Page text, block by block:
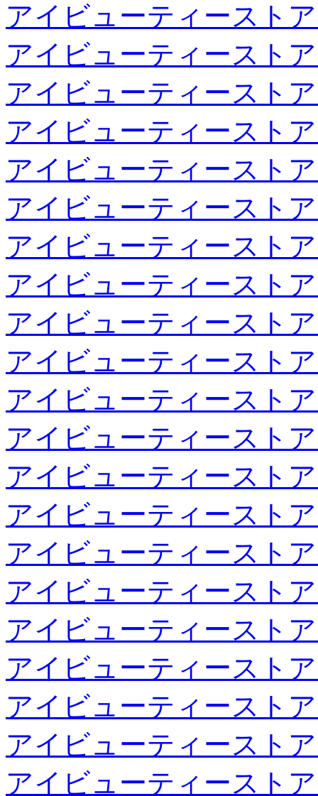
アイビューティースト
アイビューティースト
アイビューティースト
アイビューティースト
アイビューティースト
アイビューティースト
アイビューティースト
アイビューティースト
アイビューティースト
アイビューティースト
アイビューティースト
アイビューティースト
アイビューティースト
アイビューティースト
アイビューティースト
アイビューティースト
アイビューティースト
アイビューティースト
アイビューティースト
アイビューティースト
アイビューティースト